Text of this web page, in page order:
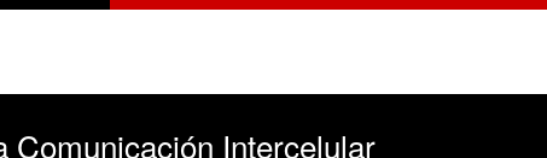
Comunicación Intercelular